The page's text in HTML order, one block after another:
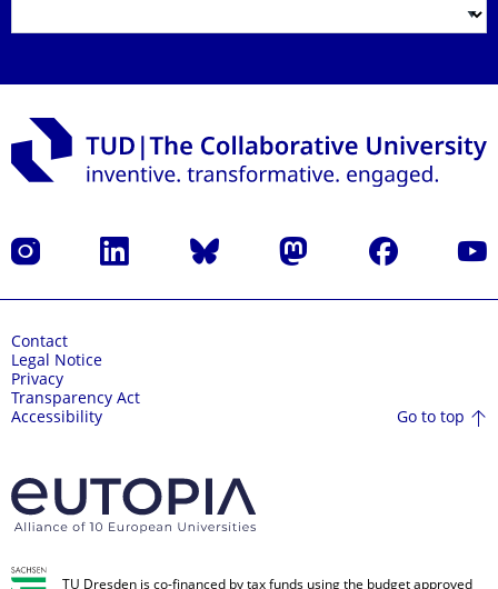
Instagram LinkedIn Bluesky Mastodon Facebook
Contact
Legal Notice
Privacy
Transparency Act
Accessibility
Go to top
TU Dresden is co-financed by tax funds using the budget approved